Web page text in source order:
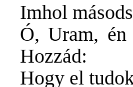
Imhol
Ó, Uram, én
Hozzád:
Hogy el